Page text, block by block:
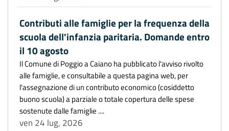
Contributi alle famiglie per la frequenza della
scuola dell'infanzia paritaria. Domande entro
il 10 agosto
Il Comune di Poggio a Caiano ha pubblicato l'avviso rivolto
alle famiglie, e consultabile a questa pagina web, per
l'assegnazione di un contributo economico (cosiddetto
buono scuola) a parziale o totale copertura delle spese
sostenute dalle famiglie ....
ven 24 lug, 2026